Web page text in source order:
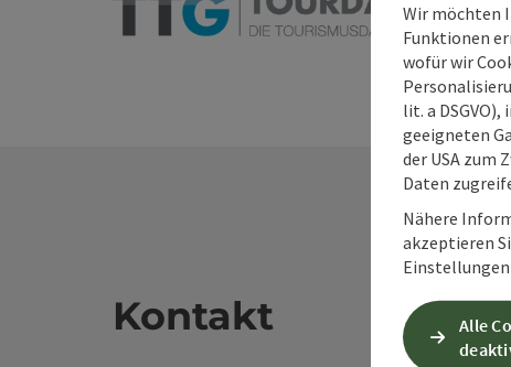
Kontakt
Wir möchten
Funktionen
wofür wir
lit. a
geeigneten
der USA zum
Daten
Nähere
akzeptieren
Alle